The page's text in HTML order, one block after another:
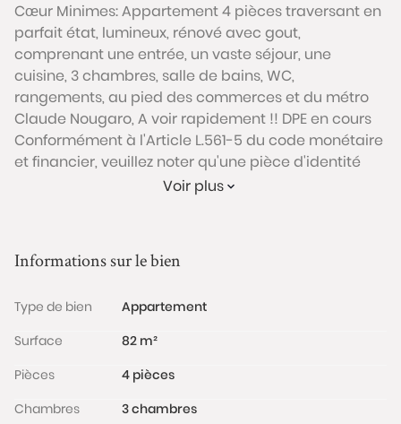
Cœur Minimes: Appartement 4 pièces traversant en
parfait état, lumineux, rénové avec gout,
comprenant une entrée, un vaste séjour, une
cuisine, 3 chambres, salle de bains, WC,
rangements, au pied des commerces et du métro
Claude Nougaro, A voir rapidement !! DPE en cours
Conformément à l'Article L.561-5 du code monétaire
et financier, veuillez noter qu'une pièce d'identité
sera exigée pour tous les visiteurs majeurs avant
exposé sont disponibles sur le site Géorisques :
Voir plus
Informations sur le bien
Type de bien
Appartement
Surface
82 m²
Pièces
4 pièces
Chambres
3 chambres